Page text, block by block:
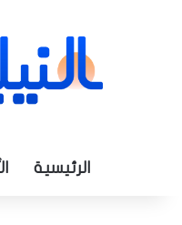
الرئيسية